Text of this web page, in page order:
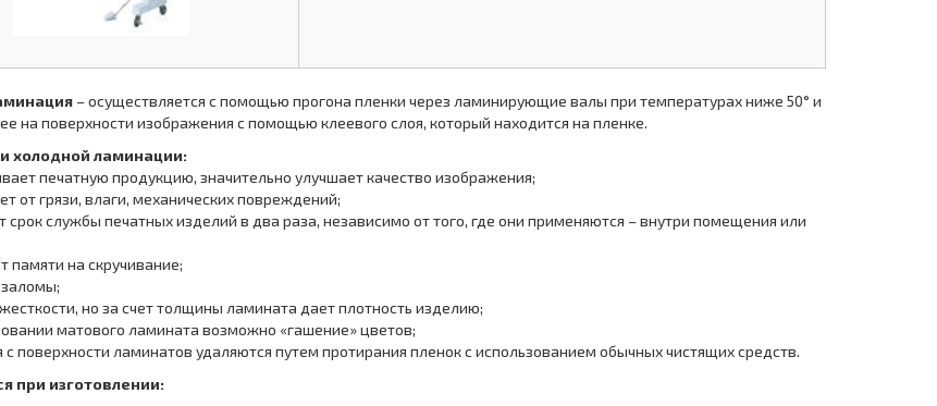
– осуществляется с помощью прогона пленки через ламинирующие валы при температурах ниже 50° и
на поверхности изображения с помощью клеевого слоя, который находится на пленке.
холодной ламинации:
печатную продукцию, значительно улучшает качество изображения;
от грязи, влаги, механических повреждений;
срок службы печатных изделий в два раза, независимо от того, где они применяются – внутри помещения или
памяти на скручивание;
но за счет толщины ламината дает плотность изделию;
матового ламината возможно «гашение» цветов;
с поверхности ламинатов удаляются путем протирания пленок с использованием обычных чистящих средств.
при изготовлении: